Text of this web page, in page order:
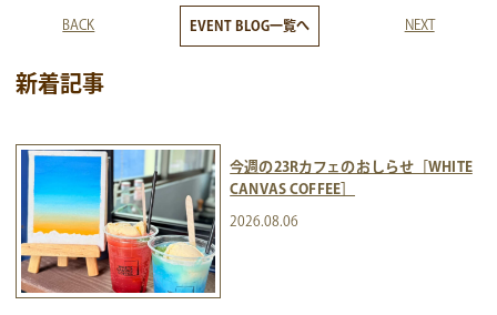
BACK EVENT BLOG一覧へ NEXT
新着記事
今週の23Rカフェのおしらせ［WHITE
CANVAS COFFEE］
2026.08.06